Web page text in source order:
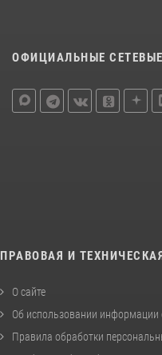
ОФИЦИАЛЬНЫЕ
ПРАВОВАЯ И
О сайте
Об использовании информации
Правила обработки